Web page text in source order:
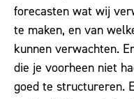
forecasten wat wij
te maken, en van
kunnen verwachten.
die je voorheen niet
goed te structureren.